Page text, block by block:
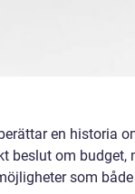
en historia
beslut om budget,
som